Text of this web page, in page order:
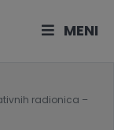
MENI
radionica –